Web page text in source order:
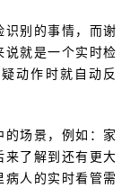
别的事情，而谢
就是一个实时检
动作时就自动反
场景，例如：家
了解到还有更大
人的实时看管需